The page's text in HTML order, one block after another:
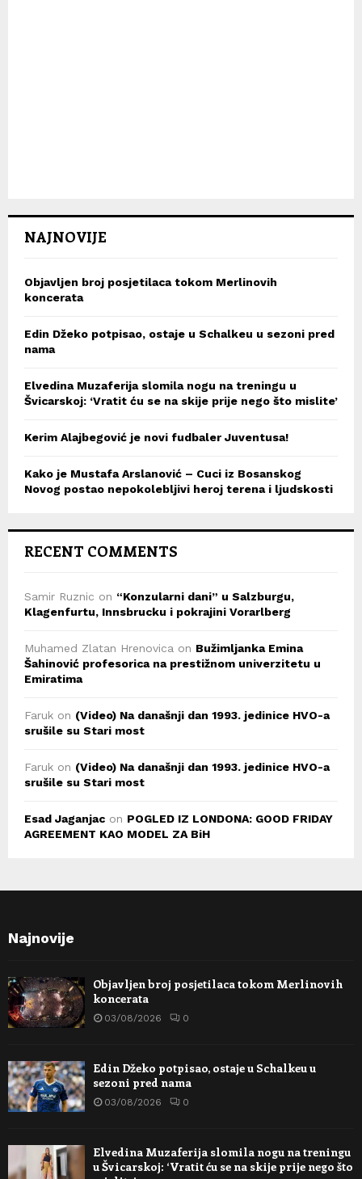
NAJNOVIJE
Objavljen broj posjetilaca tokom Merlinovih
koncerata
Edin Džeko potpisao, ostaje u Schalkeu u sezoni pred
nama
Elvedina Muzaferija slomila nogu na treningu u
Švicarskoj: ‘Vratit ću se na skije prije nego što mislite’
Kerim Alajbegović je novi fudbaler Juventusa!
Kako je Mustafa Arslanović – Cuci iz Bosanskog
Novog postao nepokolebljivi heroj terena i ljudskosti
RECENT COMMENTS
Samir Ruznic on “Konzularni dani” u Salzburgu,
Klagenfurtu, Innsbrucku i pokrajini Vorarlberg
Muhamed Zlatan Hrenovica on Bužimljanka Emina
Šahinović profesorica na prestižnom univerzitetu u
Emiratima
Faruk on (Video) Na današnji dan 1993. jedinice HVO-a
srušile su Stari most
Faruk on (Video) Na današnji dan 1993. jedinice HVO-a
srušile su Stari most
Esad Jaganjac on POGLED IZ LONDONA: GOOD FRIDAY
AGREEMENT KAO MODEL ZA BiH
Najnovije
Objavljen broj posjetilaca tokom Merlinovih
koncerata
03/08/2026 0
Edin Džeko potpisao, ostaje u Schalkeu u
sezoni pred nama
03/08/2026 0
Elvedina Muzaferija slomila nogu na treningu
u Švicarskoj: ‘Vratit ću se na skije prije nego što